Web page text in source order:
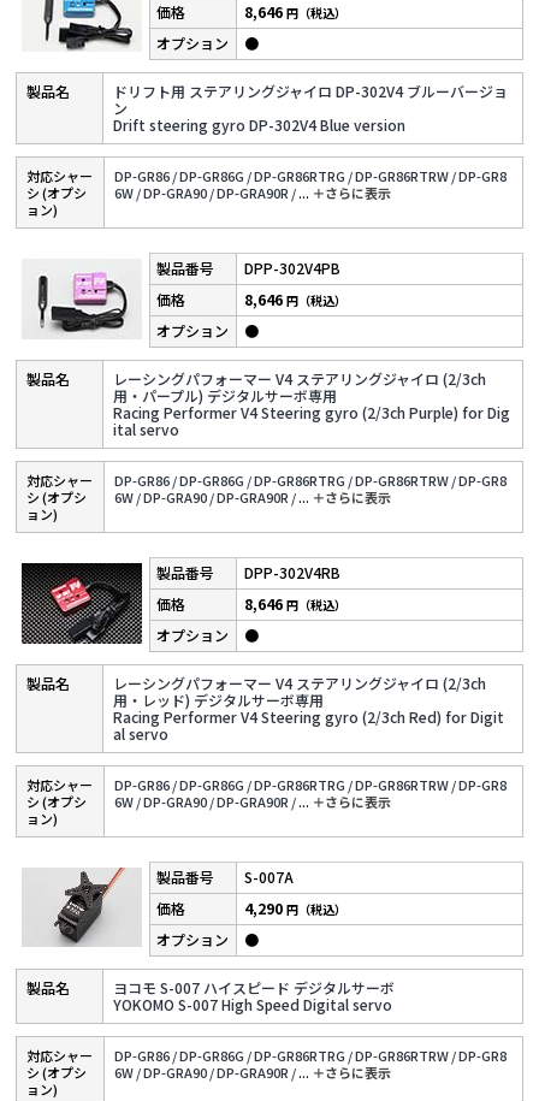
ドリフト用 ステアリングジャイロ DP-302V4 ブルーバージョ
ン
Drift steering gyro DP-302V4 Blue version
8,646円（税込）
●
対応シャー
シ (オプシ
ョン)
DP-GR86 /DP-GR86G /DP-GR86RTRG /DP-GR86RTRW /DP-GR8
6W /DP-GRA90 /DP-GRA90R /... ＋さらに表⽰
DPP-302V4PB
レーシングパフォーマー V4 ステアリングジャイロ (2/3ch
用・パープル) デジタルサーボ専用
Racing Performer V4 Steering gyro (2/3ch Purple) for Dig
ital servo
8,646円（税込）
●
対応シャー
シ (オプシ
ョン)
DP-GR86 /DP-GR86G /DP-GR86RTRG /DP-GR86RTRW /DP-GR8
6W /DP-GRA90 /DP-GRA90R /... ＋さらに表⽰
DPP-302V4RB
レーシングパフォーマー V4 ステアリングジャイロ (2/3ch
用・レッド) デジタルサーボ専用
Racing Performer V4 Steering gyro (2/3ch Red) for Digit
al servo
8,646円（税込）
●
対応シャー
シ (オプシ
ョン)
DP-GR86 /DP-GR86G /DP-GR86RTRG /DP-GR86RTRW /DP-GR8
6W /DP-GRA90 /DP-GRA90R /... ＋さらに表⽰
S-007A
ヨコモ S-007 ハイスピード デジタルサーボ
YOKOMO S-007 High Speed Digital servo
4,290円（税込）
●
対応シャー
シ (オプシ
ョン)
DP-GR86 /DP-GR86G /DP-GR86RTRG /DP-GR86RTRW /DP-GR8
6W /DP-GRA90 /DP-GRA90R /... ＋さらに表⽰